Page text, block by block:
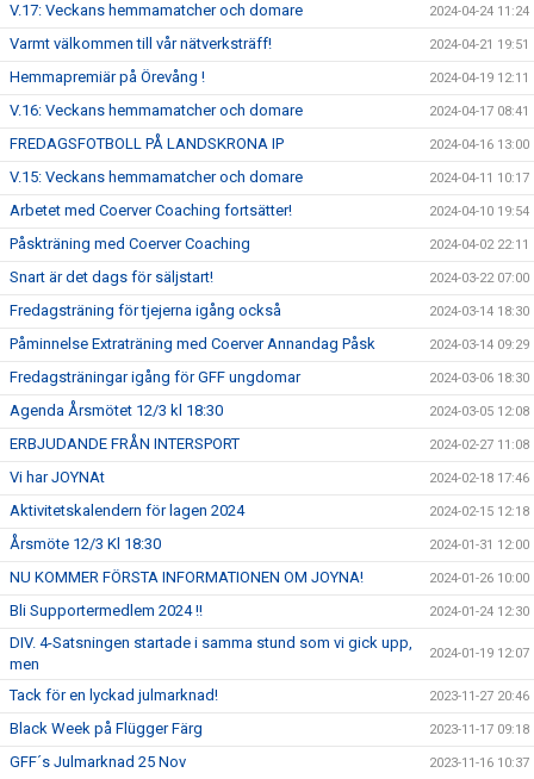
V.17: Veckans hemmamatcher och domare 2024-04-24 11:24
Varmt välkommen till vår nätverksträff! 2024-04-21 19:51
Hemmapremiär på Örevång ! 2024-04-19 12:11
V.16: Veckans hemmamatcher och domare 2024-04-17 08:41
FREDAGSFOTBOLL PÅ LANDSKRONA IP 2024-04-16 13:00
V.15: Veckans hemmamatcher och domare 2024-04-11 10:17
Arbetet med Coerver Coaching fortsätter! 2024-04-10 19:54
Påskträning med Coerver Coaching 2024-04-02 22:11
Snart är det dags för säljstart! 2024-03-22 07:00
Fredagsträning för tjejerna igång också 2024-03-14 18:30
Påminnelse Extraträning med Coerver Annandag Påsk 2024-03-14 09:29
Fredagsträningar igång för GFF ungdomar 2024-03-06 18:30
Agenda Årsmötet 12/3 kl 18:30 2024-03-05 12:08
ERBJUDANDE FRÅN INTERSPORT 2024-02-27 11:08
Vi har JOYNAt 2024-02-18 17:46
Aktivitetskalendern för lagen 2024 2024-02-15 12:18
Årsmöte 12/3 Kl 18:30 2024-01-31 12:00
NU KOMMER FÖRSTA INFORMATIONEN OM JOYNA! 2024-01-26 10:00
Bli Supportermedlem 2024 !! 2024-01-24 12:30
DIV. 4-Satsningen startade i samma stund som vi gick upp,
men
2024-01-19 12:07
Tack för en lyckad julmarknad! 2023-11-27 20:46
Black Week på Flügger Färg 2023-11-17 09:18
GFF´s Julmarknad 25 Nov 2023-11-16 10:37